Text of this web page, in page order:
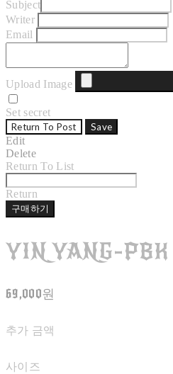
Subject
Writer
Email
Upload Image
Set secret
Return To Post Save
Edit
Delete
Return To List
Return
구매하기
YIN YANG-PBK
69,000원
추가 금액
사이즈